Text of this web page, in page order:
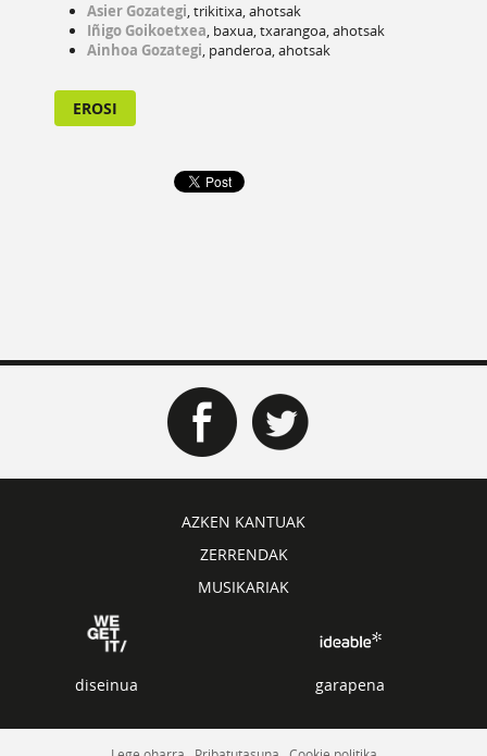
Asier Gozategi, trikitixa, ahotsak
Iñigo Goikoetxea, baxua, txarangoa, ahotsak
Ainhoa Gozategi, panderoa, ahotsak
EROSI
AZKEN KANTUAK
ZERRENDAK
MUSIKARIAK
diseinua garapena